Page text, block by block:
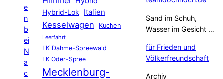
e
n
b
ei
N
a
c
Hybrid-Lok Italien
Kesselwagen Kuchen
Leerfahrt
LK Dahme-Spreewald
LK Oder-Spree
Mecklenburg-
Sand im Schuh,
Wasser im Gesicht …
für Frieden und
Völkerfreundschaft
Archiv